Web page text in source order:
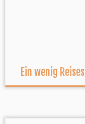
Ein wenig